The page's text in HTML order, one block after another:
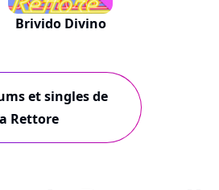
Brivido Divino
et singles de
Rettore